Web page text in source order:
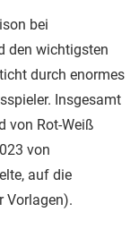
bei
den wichtigsten
durch enormes
Insgesamt
von Rot-Weiß
von
auf die
Vorlagen).